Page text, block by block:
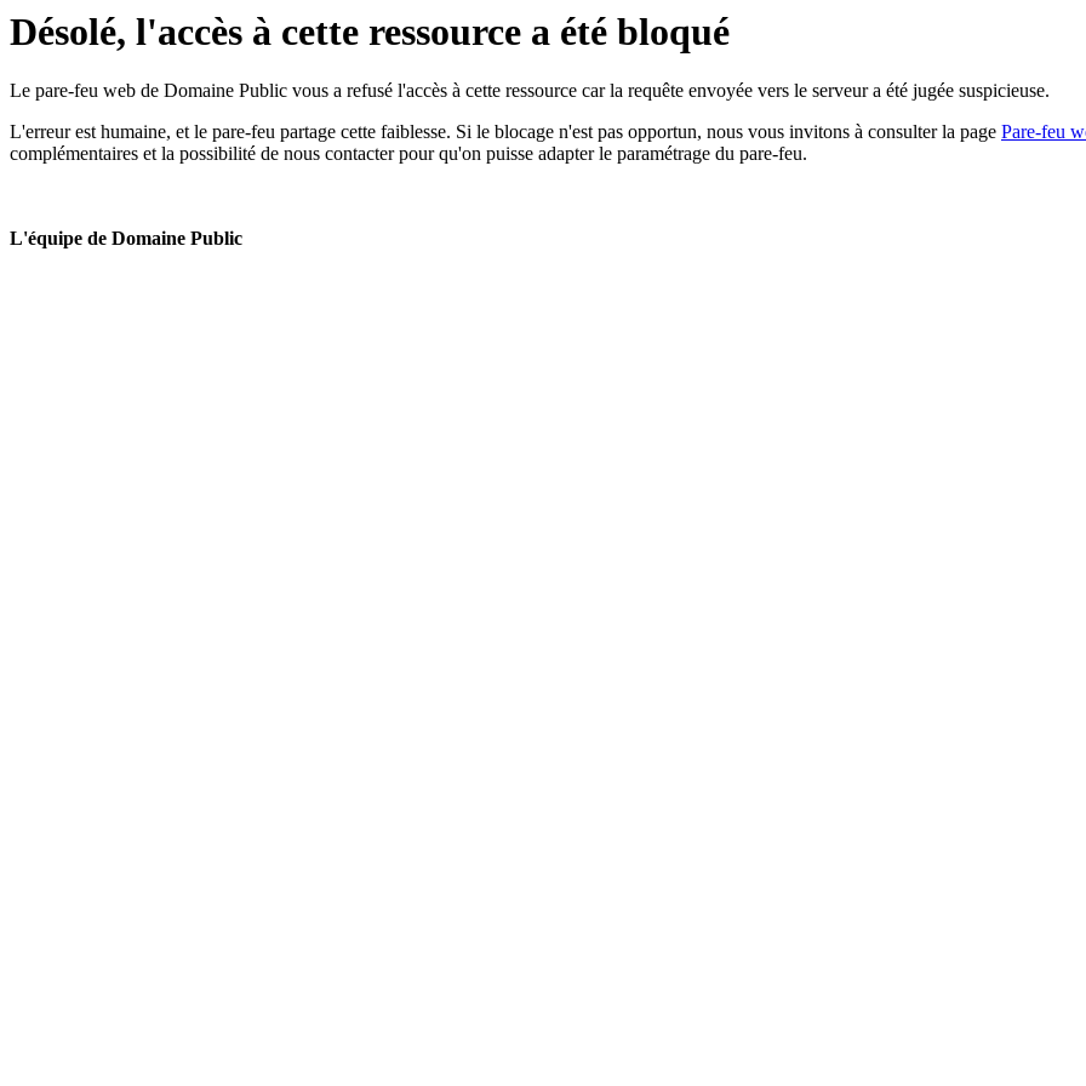
Désolé, l'accès à cette ressource a été bloqué
Le pare-feu web de Domaine Public vous a refusé l'accès à cette ressource car la requête envoyée vers le serveur a été jugée suspicieuse.
L'erreur est humaine, et le pare-feu partage cette faiblesse. Si le blocage n'est pas opportun, nous vous invitons à consulter la page Pare-feu
complémentaires et la possibilité de nous contacter pour qu'on puisse adapter le paramétrage du pare-feu.
L'équipe de Domaine Public